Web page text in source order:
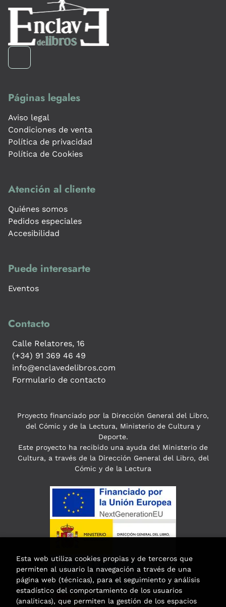
Páginas legales
Aviso legal
Condiciones de venta
Política de privacidad
Política de Cookies
Atención al cliente
Quiénes somos
Pedidos especiales
Accesibilidad
Puede interesarte
Eventos
Contacto
Calle Relatores, 16
(+34) 91 369 46 49
info@enclavedelibros.com
Formulario de contacto
Proyecto financiado por la Dirección General del Libro,
del Cómic y de la Lectura, Ministerio de Cultura y
Deporte.
Este proyecto ha recibido una ayuda del Ministerio de
Cultura, a través de la Dirección General del Libro, del
Cómic y de la Lectura
Esta web utiliza cookies propias y de terceros que
permiten al usuario la navegación a través de una
página web (técnicas), para el seguimiento y análisis
estadístico del comportamiento de los usuarios
(analíticas), que permiten la gestión de los espacios